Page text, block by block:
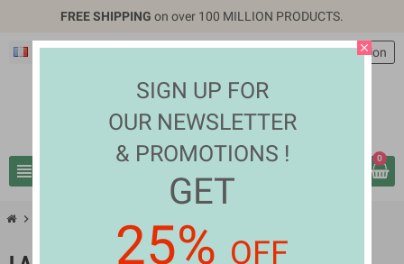
FREE SHIPPING on over 100 MILLION PRODUCTS.
Français EUR €
view_headline
personConnexion
0
chevron_right
close
SIGN UP FOR
OUR NEWSLETTER
& PROMOTIONS !
GET
25% OFF